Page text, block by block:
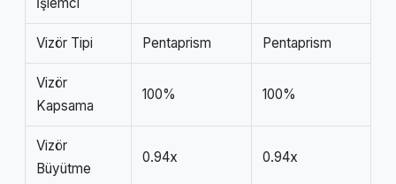
Vizör Tipi Pentaprism Pentaprism
Vizör
Kapsama
100% 100%
Vizör
Büyütme
0.94x 0.94x